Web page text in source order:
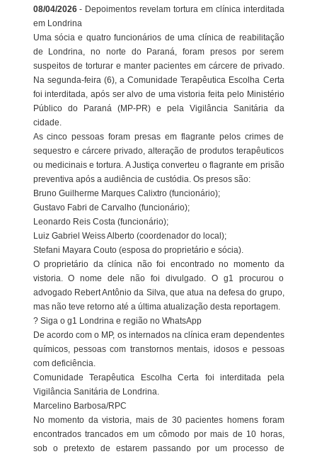
08/04/2026- Depoimentos revelam tortura em clínica interditada
em Londrina
Uma sócia e quatro funcionários de uma clínica de reabilitação
de Londrina, no norte do Paraná, foram presos por serem
suspeitos de torturar e manter pacientes em cárcere de privado.
Na segunda-feira (6), a Comunidade Terapêutica Escolha Certa
foi interditada, após ser alvo de uma vistoria feita pelo Ministério
Público do Paraná (MP-PR) e pela Vigilância Sanitária da
cidade.
As cinco pessoas foram presas em flagrante pelos crimes de
sequestro e cárcere privado, alteração de produtos terapêuticos
ou medicinais e tortura. A Justiça converteu o flagrante em prisão
preventiva após a audiência de custódia. Os presos são:
Bruno Guilherme Marques Calixtro (funcionário);
Gustavo Fabri de Carvalho (funcionário);
Leonardo Reis Costa (funcionário);
Luiz Gabriel Weiss Alberto (coordenador do local);
Stefani Mayara Couto (esposa do proprietário e sócia).
O proprietário da clínica não foi encontrado no momento da
vistoria. O nome dele não foi divulgado. O g1 procurou o
advogado Rebert Antônio da Silva, que atua na defesa do grupo,
mas não teve retorno até a última atualização desta reportagem.
? Siga o g1 Londrina e região no WhatsApp
De acordo com o MP, os internados na clínica eram dependentes
químicos, pessoas com transtornos mentais, idosos e pessoas
com deficiência.
Comunidade Terapêutica Escolha Certa foi interditada pela
Vigilância Sanitária de Londrina.
Marcelino Barbosa/RPC
No momento da vistoria, mais de 30 pacientes homens foram
encontrados trancados em um cômodo por mais de 10 horas,
sob o pretexto de estarem passando por um processo de